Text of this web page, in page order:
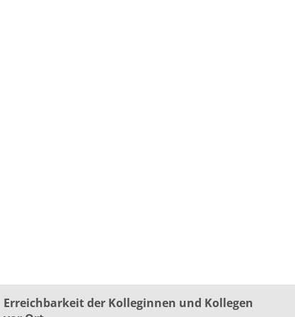
Erreichbarkeit der Kolleginnen und Kollegen